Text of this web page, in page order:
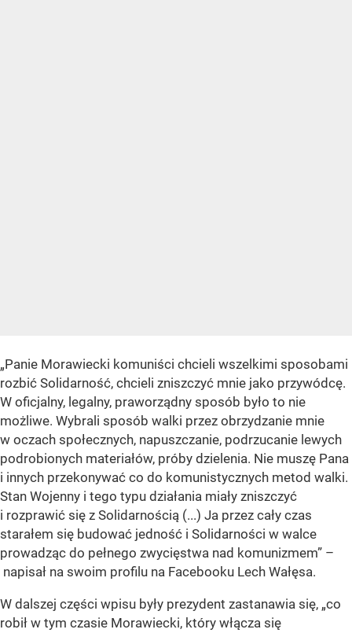
„Panie Morawiecki komuniści chcieli wszelkimi sposobami
rozbić Solidarność, chcieli zniszczyć mnie jako przywódcę.
W oficjalny, legalny, praworządny sposób było to nie
możliwe. Wybrali sposób walki przez obrzydzanie mnie
w oczach społecznych, napuszczanie, podrzucanie lewych
podrobionych materiałów, próby dzielenia. Nie muszę Pana
i innych przekonywać co do komunistycznych metod walki.
Stan Wojenny i tego typu działania miały zniszczyć
i rozprawić się z Solidarnością (...) Ja przez cały czas
starałem się budować jedność i Solidarności w walce
prowadząc do pełnego zwycięstwa nad komunizmem” –
napisał na swoim profilu na Facebooku Lech Wałęsa.
W dalszej części wpisu były prezydent zastanawia się, „co
robił w tym czasie Morawiecki, który włącza się